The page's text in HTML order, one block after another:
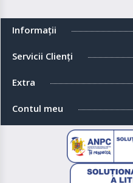
Informaţii
Servicii Clienţi
Extra
Contul meu